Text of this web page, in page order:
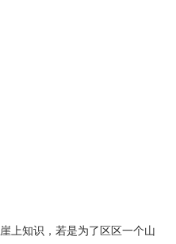
上知识，若是为了区区一个山